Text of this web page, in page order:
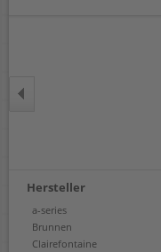
Hersteller
a-series
Brunnen
Clairefontaine